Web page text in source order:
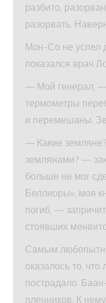
разбито,
разорвать.
Мон-Со не успел
показался врач
— Мой генерал, —
термометры
и перемешаны.
— Какие
землянами? —
больше не мог
Беллиоры», моя
погиб, —
стоявших
Самым
оказалось то,
пострадало.
пленников. К